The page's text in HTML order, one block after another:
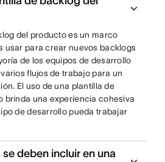
del producto es un marco
usar para crear nuevos backlogs
de los equipos de desarrollo
flujos de trabajo para un
El uso de una plantilla de
brinda una experiencia cohesiva
de desarrollo pueda trabajar
deben incluir en una